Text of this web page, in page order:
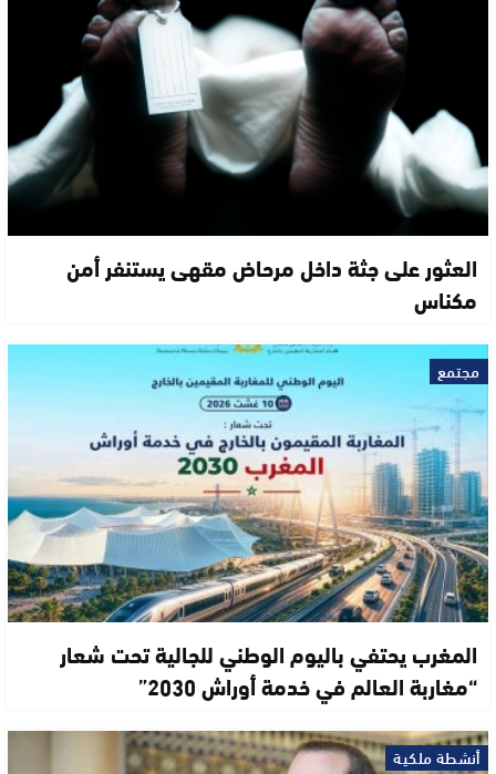
العثور على جثة داخل مرحاض مقهى يستنفر أمن
مكناس
مجتمع
المغرب يحتفي باليوم الوطني للجالية تحت شعار
“مغاربة العالم في خدمة أوراش 2030”
أنشطة ملكية